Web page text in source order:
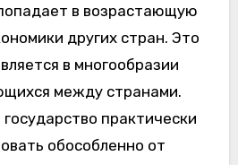
в возрастающую
других стран. Это
в многообразии
между странами.
практически
обособленно от